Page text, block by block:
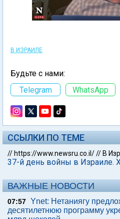
В ИЗРАИЛЕ
Будьте с нами:
Telegram
WhatsApp
ССЫЛКИ ПО ТЕМЕ
// https://www.newsru.co.il/// В
37-й день войны в Израиле.
ВАЖНЫЕ НОВОСТИ
07:57 Ynet: Нетаниягу
десятилетнюю программу